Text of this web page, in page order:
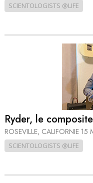
SCIENTOLOGISTS @LIFE
Ryder, le
ROSEVILLE, CALIFORNIE 15
SCIENTOLOGISTS @LIFE